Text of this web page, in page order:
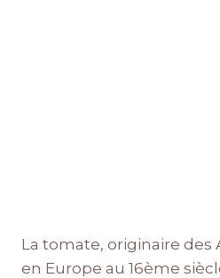
La tomate, originaire
en Europe au 16ème